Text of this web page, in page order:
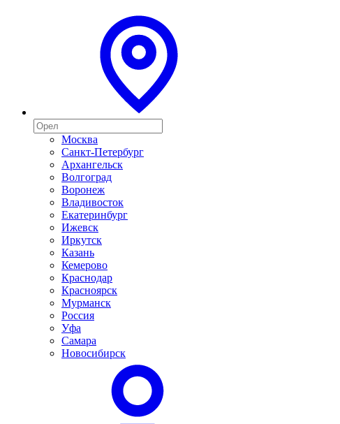
Москва
Санкт-Петербург
Архангельск
Волгоград
Воронеж
Владивосток
Екатеринбург
Ижевск
Иркутск
Казань
Кемерово
Краснодар
Красноярск
Мурманск
Россия
Уфа
Самара
Новосибирск